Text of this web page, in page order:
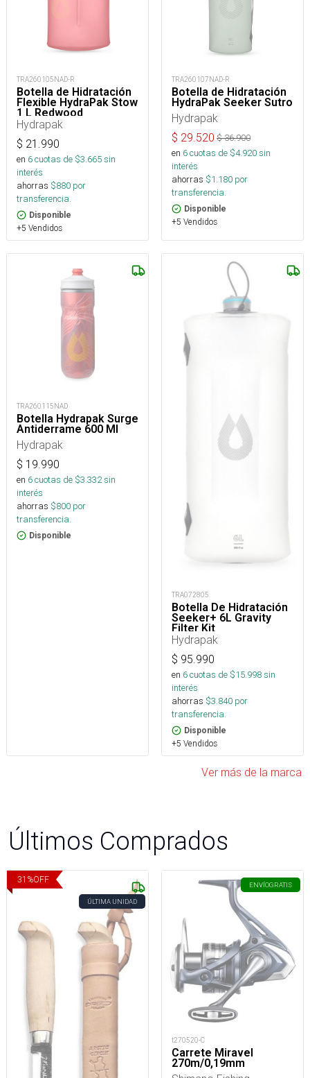
TRA260105NAD-R
Botella de Hidratación
Flexible HydraPak Stow
1 L Redwood
Hydrapak
$ 21.990
en 6cuotas de $3.665sin
interés
ahorras $880 por
transferencia.
Disponible
+5 Vendidos
TRA260107NAD-R
Botella de Hidratación
HydraPak Seeker Sutro
Hydrapak
$ 29.520 $36.900
en 6cuotas de $4.920sin
interés
ahorras $1.180 por
transferencia.
Disponible
+5 Vendidos
TRA260115NAD
Botella Hydrapak Surge
Antiderrame 600 Ml
Hydrapak
$ 19.990
en 6cuotas de $3.332sin
interés
ahorras $800 por
transferencia.
Disponible
TRA072805
Botella De Hidratación
Seeker+ 6L Gravity
Filter Kit
Hydrapak
$ 95.990
en 6cuotas de $15.998sin
interés
ahorras $3.840 por
transferencia.
Disponible
+5 Vendidos
Ver más de la marca
Últimos Comprados
31 %OFF
ÚLTIMA UNIDAD
ENVÍOGRATIS
t270520-C
Carrete Miravel
270m/0,19mm